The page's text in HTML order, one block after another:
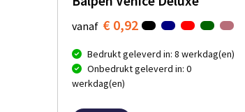
vanaf € 0,92
Bedrukt geleverd in: 8 werkdag(en)
Onbedrukt geleverd in: 0
werkdag(en)